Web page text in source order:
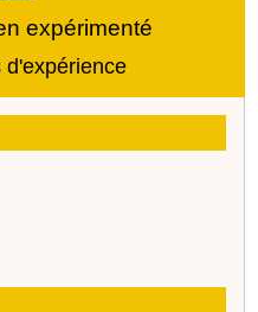
expérimenté
d'expérience